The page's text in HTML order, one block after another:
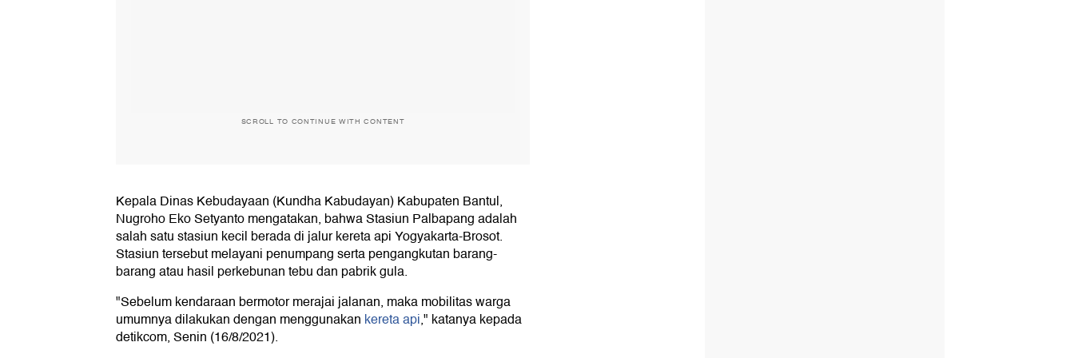
SCROLL TO CONTINUE WITH CONTENT
Kepala Dinas Kebudayaan (Kundha Kabudayan) Kabupaten Bantul,
Nugroho Eko Setyanto mengatakan, bahwa Stasiun Palbapang adalah
salah satu stasiun kecil berada di jalur kereta api Yogyakarta-Brosot.
Stasiun tersebut melayani penumpang serta pengangkutan barang-
barang atau hasil perkebunan tebu dan pabrik gula.
"Sebelum kendaraan bermotor merajai jalanan, maka mobilitas warga
umumnya dilakukan dengan menggunakan kereta api," katanya kepada
detikcom, Senin (16/8/2021).